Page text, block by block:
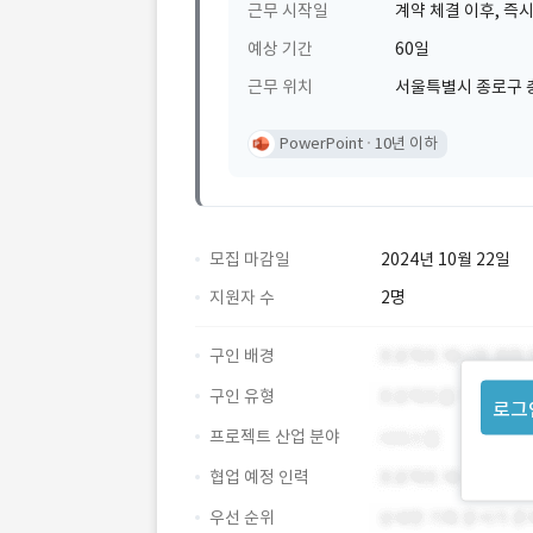
근무 시작일
계약 체결 이후, 즉
예상 기간
60일
근무 위치
서울특별시 종로구
PowerPoint 10년 이하
모집 마감일
2024년 10월 22일
지원자 수
2명
로
구인 배경
구인 유형
프로젝트 산업 분야
협업 예정 인력
우선 순위